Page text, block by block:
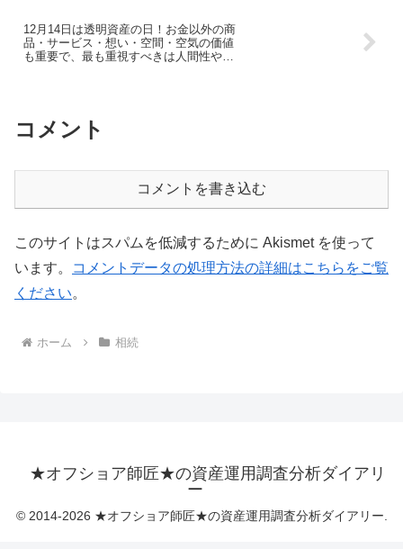
12月14日は透明資産の日！お金以外の商
品・サービス・想い・空間・空気の価値
も重要で、最も重視すべきは人間性や人
コメント
コメントを書き込む
このサイトはスパムを低減するために Akismet を使って
います。
コメントデータの処理方法の詳細はこちらをご覧
ください。
ホーム 相続
★オフショア師匠★の資産運用調査分析ダイアリ
ー
© 2014-2026 ★オフショア師匠★の資産運用調査分析ダイアリー.